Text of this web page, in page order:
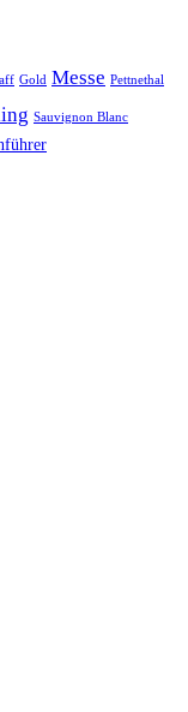
Gold Messe Pettnethal
Sauvignon Blanc